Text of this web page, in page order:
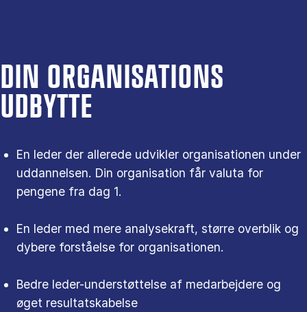
DIN ORGANISATIONS
UDBYTTE
En leder der allerede udvikler organisationen under
uddannelsen. Din organisation får valuta for
pengene fra dag 1.
En leder med mere analysekraft, større overblik og
dybere forståelse for organisationen.
Bedre leder-understøttelse af medarbejdere og
øget resultatskabelse